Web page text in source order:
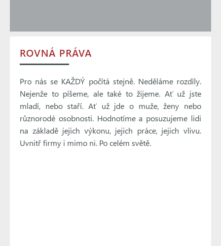
ROVNÁ PRÁVA
Pro nás se KAŽDÝ počítá stejně. Neděláme rozdíly.
Nejenže to píšeme, ale také to žijeme. Ať už jste
mladí, nebo staří. Ať už jde o muže, ženy nebo
různorodé osobnosti. Hodnotíme a posuzujeme lidi
na základě jejich výkonu, jejich práce, jejich vlivu.
Uvnitř firmy i mimo ni. Po celém světě.